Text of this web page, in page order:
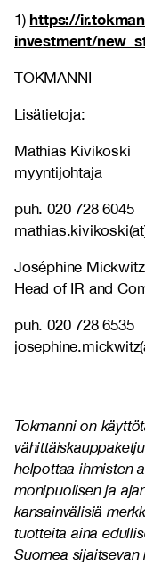
1) https://
investment/
TOKMANNI
Lisätietoja:
Mathias Kivikoski
myyntijohtaja
puh. 020 728 6045
Joséphine
Head of IR and
puh. 020 728 6535
Tokmanni on
helpottaa ihmisten
monipuolisen ja
kansainvälisiä
tuotteita aina
Suomea sijaitsevan